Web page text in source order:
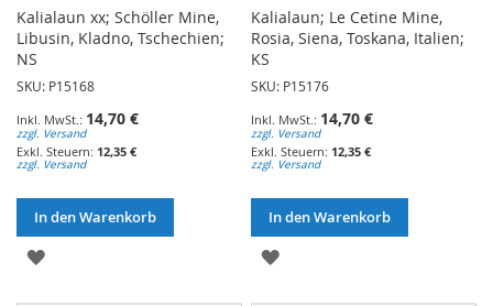
Kalialaun xx; Schöller Mine,
Libusin, Kladno, Tschechien;
NS
SKU: P15168
14,70 €
zzgl. Versand
12,35 €
zzgl. Versand
In den Warenkorb
ZUR
Kalialaun; Le Cetine Mine,
Rosia, Siena, Toskana, Italien;
KS
SKU: P15176
14,70 €
zzgl. Versand
12,35 €
zzgl. Versand
In den Warenkorb
ZUR